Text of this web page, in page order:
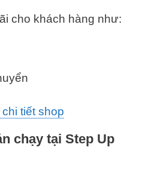
cho khách hàng như:
chi tiết shop
chạy tại Step Up